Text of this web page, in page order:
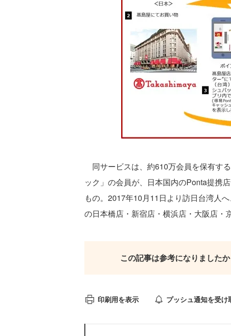
同サービスは、約610万会員を保有す
ック」の会員が、日本国内のPonta提携
もの。2017年10月11日より訪日台湾人
の日本橋店・新宿店・横浜店・大阪店・
この記事は参考になりましたか
印刷用を表示 プッシュ通知を受け